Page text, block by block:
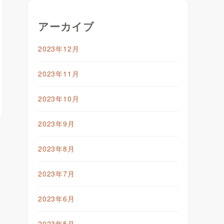
アーカイブ
2023年12月
2023年11月
2023年10月
2023年9月
2023年8月
2023年7月
2023年6月